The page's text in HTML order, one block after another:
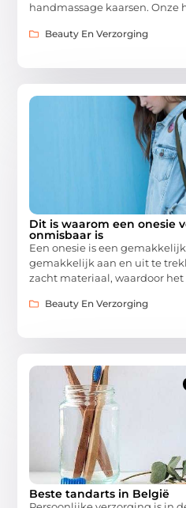
handmassage kaarsen. Onze
Beauty En Verzorging
Dit is waarom een onesie
onmisbaar is
Een onesie is een
gemakkelijk aan en uit te
zacht materiaal, waardoor
Beauty En Verzorging
Beste tandarts in België